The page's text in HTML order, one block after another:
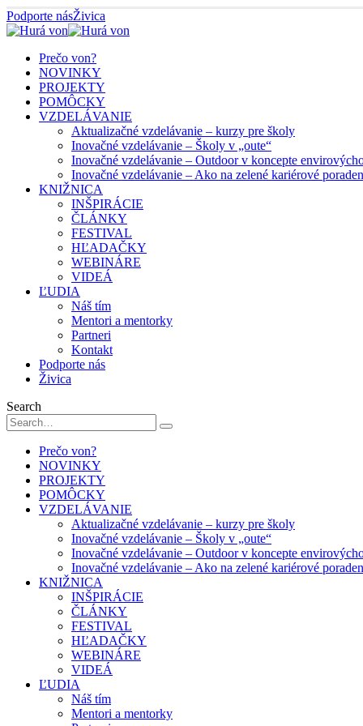
Podporte násŽivica
Prečo von?
NOVINKY
PROJEKTY
POMÔCKY
VZDELÁVANIE
Aktualizačné vzdelávanie – kurzy pre školy
Inovačné vzdelávanie – Školy v „oute“
Inovačné vzdelávanie – Outdoor v koncepte
Inovačné vzdelávanie – Ako na zelené kariérové
KNIŽNICA
INŠPIRÁCIE
ČLÁNKY
FESTIVAL
HĽADAČKY
WEBINÁRE
VIDEÁ
ĽUDIA
Náš tím
Mentori a mentorky
Partneri
Kontakt
Podporte nás
Živica
Search
Prečo von?
NOVINKY
PROJEKTY
POMÔCKY
VZDELÁVANIE
Aktualizačné vzdelávanie – kurzy pre školy
Inovačné vzdelávanie – Školy v „oute“
Inovačné vzdelávanie – Outdoor v koncepte
Inovačné vzdelávanie – Ako na zelené kariérové
KNIŽNICA
INŠPIRÁCIE
ČLÁNKY
FESTIVAL
HĽADAČKY
WEBINÁRE
VIDEÁ
ĽUDIA
Náš tím
Mentori a mentorky